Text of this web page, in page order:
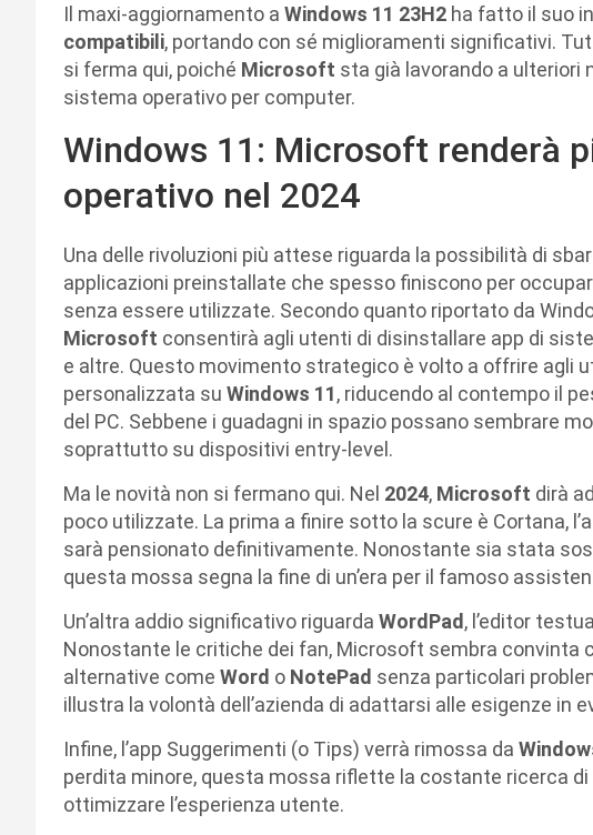
Il maxi-aggiornamento a Windows 11 23H2 ha fatto il suo
compatibili, portando con sé miglioramenti significativi.
si ferma qui, poiché Microsoft sta già lavorando a ulteriori
sistema operativo per computer.
Windows 11: Microsoft renderà
operativo nel 2024
Una delle rivoluzioni più attese riguarda la possibilità di
applicazioni preinstallate che spesso finiscono per
senza essere utilizzate. Secondo quanto riportato da
Microsoft consentirà agli utenti di disinstallare app di
e altre. Questo movimento strategico è volto a offrire agli
personalizzata su Windows 11, riducendo al contempo il
del PC. Sebbene i guadagni in spazio possano sembrare
soprattutto su dispositivi entry-level.
Ma le novità non si fermano qui. Nel 2024, Microsoft dirà
poco utilizzate. La prima a finire sotto la scure è Cortana,
sarà pensionato definitivamente. Nonostante sia stata
questa mossa segna la fine di un’era per il famoso
Un’altra addio significativo riguarda WordPad , l’editor
Nonostante le critiche dei fan, Microsoft sembra convinta
alternative come Word o NotePad senza particolari
illustra la volontà dell’azienda di adattarsi alle esigenze in
Infine, l’app Suggerimenti (o Tips) verrà rimossa da
perdita minore, questa mossa riflette la costante ricerca
ottimizzare l’esperienza utente.